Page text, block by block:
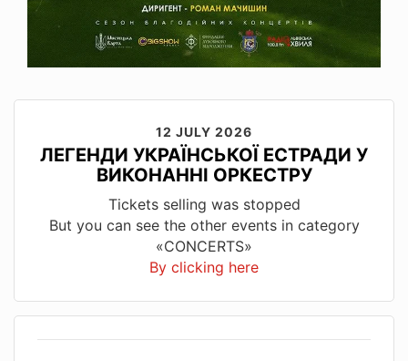
12 JULY 2026
ЛЕГЕНДИ УКРАЇНСЬКОЇ ЕСТРАДИ У
ВИКОНАННІ ОРКЕСТРУ
Tickets selling was stopped
But you can see the other events in category
«CONCERTS»
By clicking here